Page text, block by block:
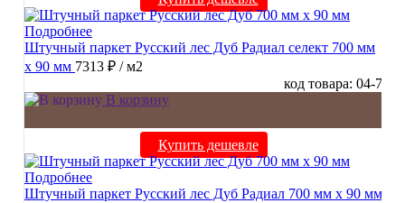
Подробнее
Штучный паркет Русский лес Дуб Радиал cелект 700 мм
х 90 мм 7313 ₽ / м2
код товара: 04-7
В корзину
Купить дешевле
Подробнее
Штучный паркет Русский лес Дуб Радиал 700 мм х 90 мм